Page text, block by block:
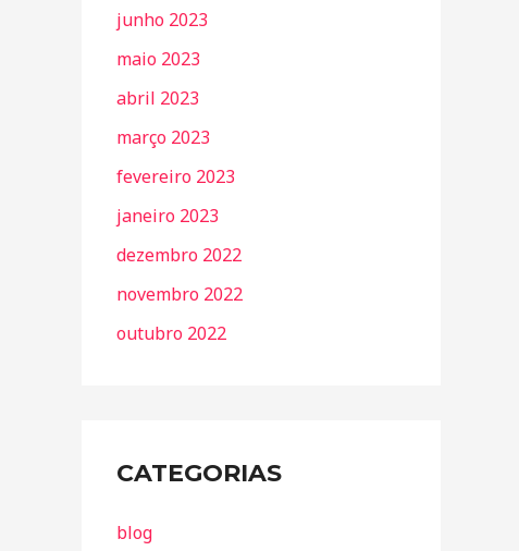
junho 2023
maio 2023
abril 2023
março 2023
fevereiro 2023
janeiro 2023
dezembro 2022
novembro 2022
outubro 2022
CATEGORIAS
blog